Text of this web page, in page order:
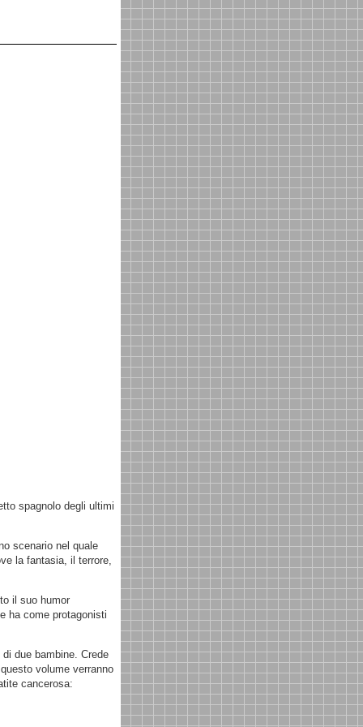
spagnolo degli ultimi
scenario nel quale
la fantasia, il terrore,
il suo humor
ha come protagonisti
due bambine. Crede
volume verranno
cancerosa: